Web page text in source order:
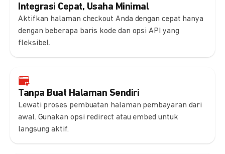
Integrasi Cepat, Usaha Minimal
Aktifkan halaman checkout Anda dengan cepat hanya
dengan beberapa baris kode dan opsi API yang
fleksibel.
Tanpa Buat Halaman Sendiri
Lewati proses pembuatan halaman pembayaran dari
awal. Gunakan opsi redirect atau embed untuk
langsung aktif.